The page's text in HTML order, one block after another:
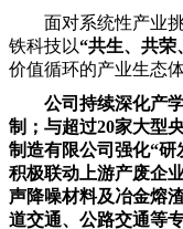
面对系统性产业
铁科技以“共生、共荣
价值循环的产业生态体
公司持续深化产
制；与超过20家大型
制造有限公司强化“研
积极联动上游产废企
声降噪材料及冶金熔
道交通、公路交通等